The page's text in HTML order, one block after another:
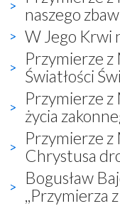
naszego
W Jego Krwi
Przymierze z
Światłości
Przymierze z
życia
Przymierze z
Chrystusa
Bogusław
,,Przymierza